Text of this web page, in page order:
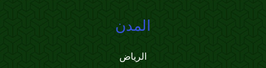
المدن
الرياض